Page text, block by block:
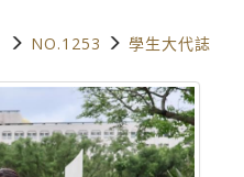
NO.1253 學生大代誌